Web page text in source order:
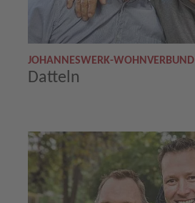
JOHANNESWERK-WOHNVERBUND
Datteln